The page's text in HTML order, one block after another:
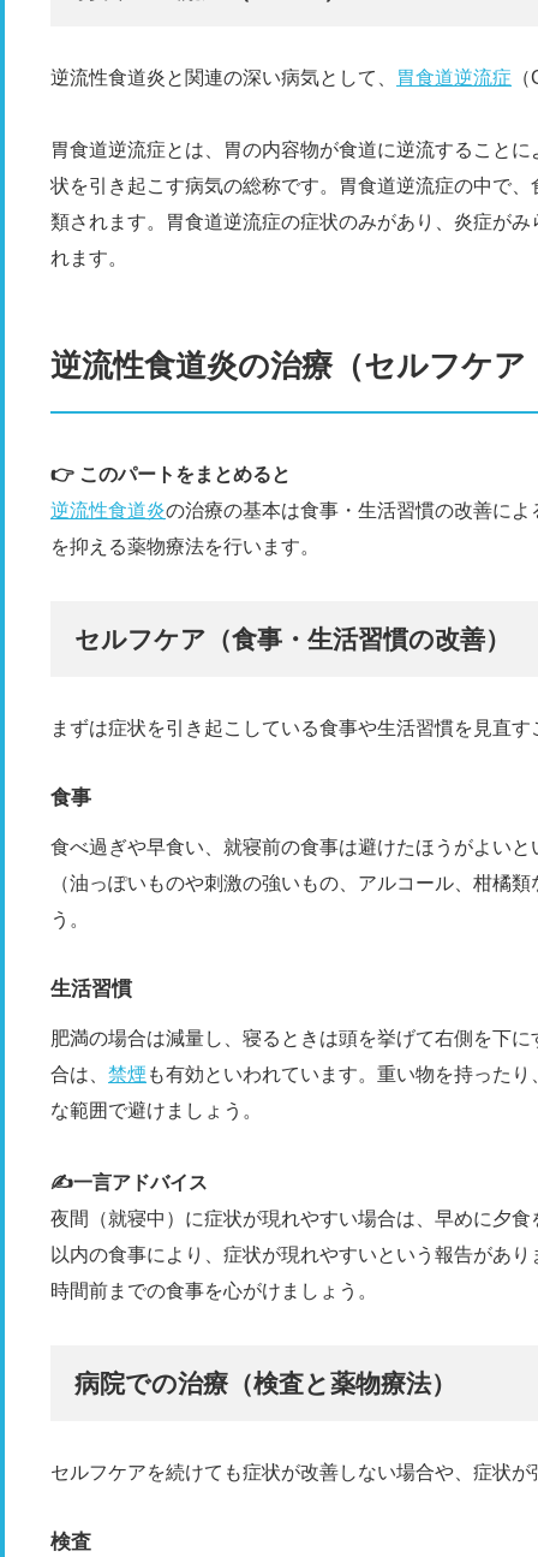
逆流性食道炎と関連の深い病気として、 胃食道逆流症
胃食道逆流症とは、胃の内容物が食道に逆流すること
状を引き起こす病気の総称です。胃食道逆流症の中で
類されます。胃食道逆流症の症状のみがあり、炎症が
れます。
逆流性食道炎の治療（セルフケア
👉 このパートをまとめると
逆流性食道炎の治療の基本は食事・生活習慣の改善に
を抑える薬物療法を行います。
セルフケア（食事・生活習慣の改善）
まずは症状を引き起こしている食事や生活習慣を見直
食事
食べ過ぎや早食い、就寝前の食事は避けたほうがよい
（油っぽいものや刺激の強いもの、アルコール、柑橘
う。
生活習慣
肥満の場合は減量し、寝るときは頭を挙げて右側を下
合は、 禁煙 も有効といわれています。重い物を持った
な範囲で避けましょう。
✍️一言アドバイス
夜間（就寝中）に症状が現れやすい場合は、早めに夕
以内の食事により、症状が現れやすいという報告があ
時間前までの食事を心がけましょう。
病院での治療（検査と薬物療法）
セルフケアを続けても症状が改善しない場合や、症状
検査